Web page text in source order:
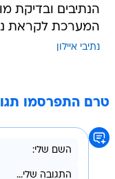
הנתיבים ובדיקת
המערכת לקראת
נתיבי איילון
טרם התפרסמו